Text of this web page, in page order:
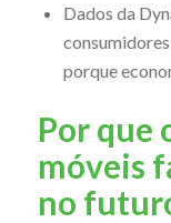
Dados da
porque
Por que
móveis
no